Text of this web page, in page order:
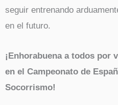
seguir entrenando
en el futuro.
¡Enhorabuena a todos por
en el Campeonato de
Socorrismo!